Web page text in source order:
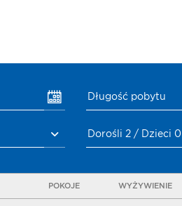
Długość pobytu
Dorośli 2 / Dzieci 0
POKOJE WYŻYWIENIE